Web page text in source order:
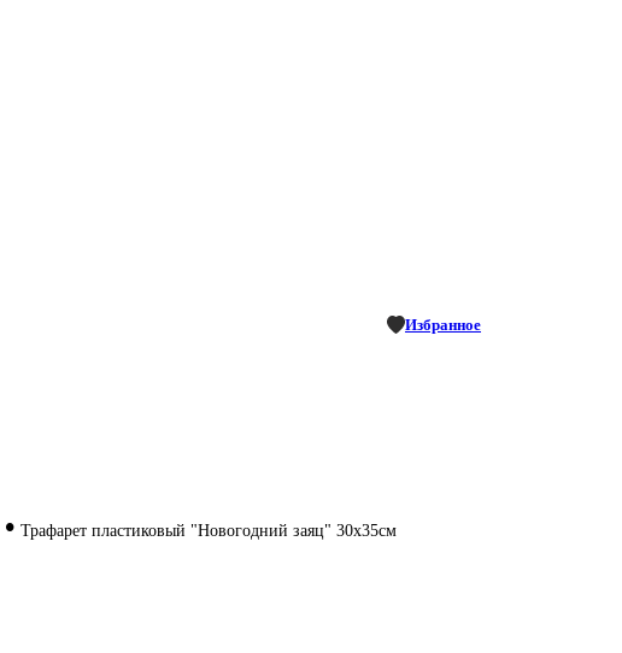
Избранное
• Трафарет пластиковый "Новогодний заяц" 30х35см